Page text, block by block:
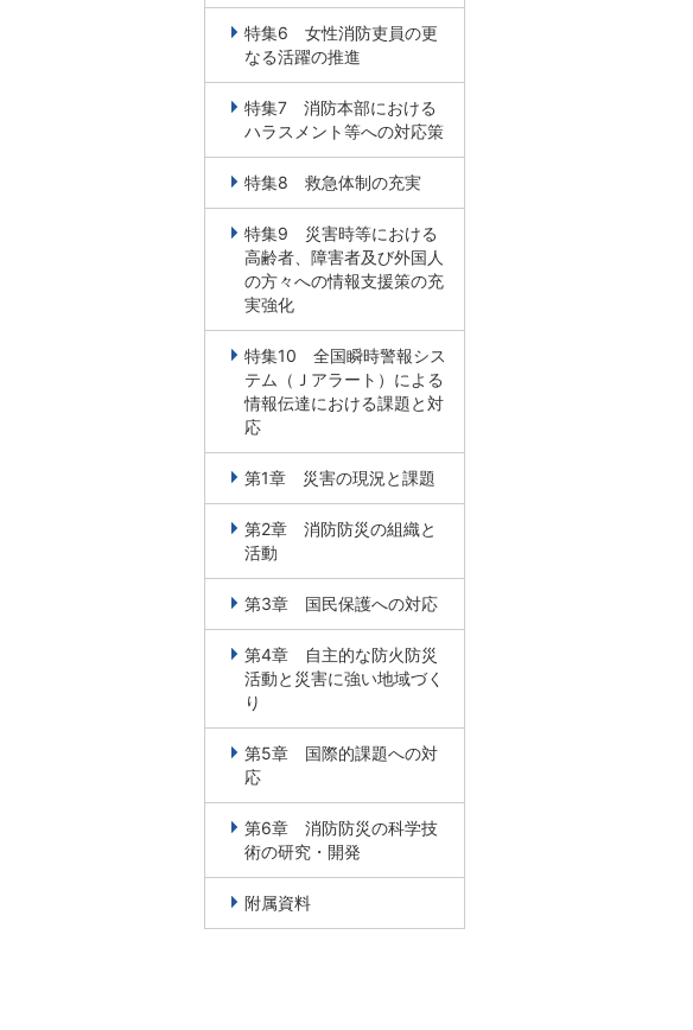
特集6 女性消防吏員の更
なる活躍の推進
特集7 消防本部における
ハラスメント等への対応策
特集8 救急体制の充実
特集9 災害時等における
高齢者、障害者及び外国人
の方々への情報支援策の充
実強化
特集10 全国瞬時警報シス
テム（Ｊアラート）による
情報伝達における課題と対
応
第1章 災害の現況と課題
第2章 消防防災の組織と
活動
第3章 国民保護への対応
第4章 自主的な防火防災
活動と災害に強い地域づく
り
第5章 国際的課題への対
応
第6章 消防防災の科学技
術の研究・開発
附属資料